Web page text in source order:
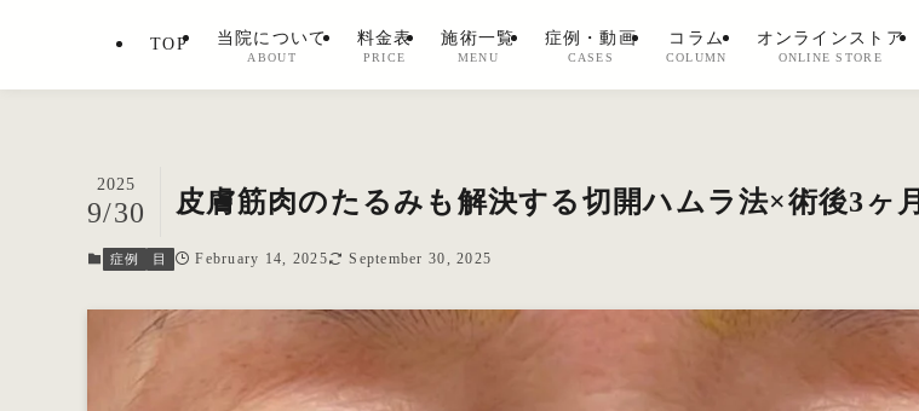
TOP 当院について
ABOUT
料金表
PRICE
施術一覧
MENU
症例・動画
CASES
コラム
COLUMN
オンラインストア
ONLINE STORE
皮膚筋肉のたるみも解決する切開ハムラ法×術後3ヶ月
2025
9/30
症例 目 February 14, 2025 September 30, 2025